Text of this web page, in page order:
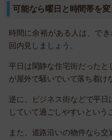
可能なら曜日と時間帯を
時間に余裕がある人は、で
回内見しましょう。
平日は閑静な住宅街だったと
が屋外で騒いでいて落ち着け
逆に、ビジネス街などで平日
していて過ごしやすいという
また、道路沿いの物件なら